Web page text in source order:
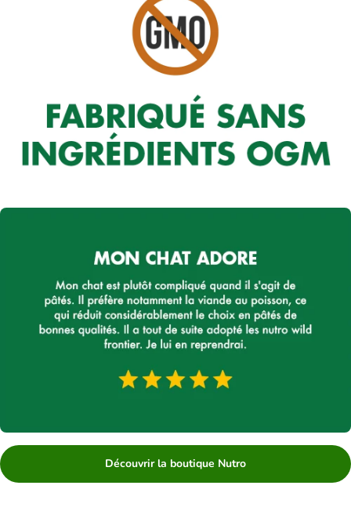
Découvrir la boutique Nutro